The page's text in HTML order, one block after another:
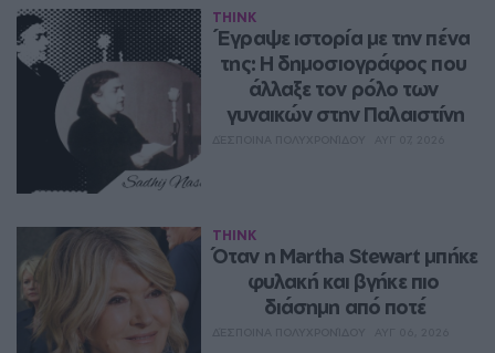
THINK
Έγραψε ιστορία με την πένα
της: Η δημοσιογράφος που
άλλαξε τον ρόλο των
γυναικών στην Παλαιστίνη
THINK
Όταν η Martha Stewart μπήκε
φυλακή και βγήκε πιο
διάσημη από ποτέ